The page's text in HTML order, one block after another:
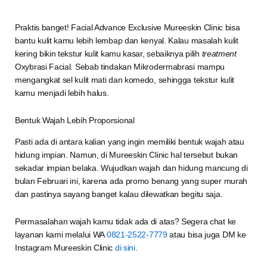
Praktis banget! Facial Advance Exclusive Mureeskin Clinic bisa
bantu kulit kamu lebih lembap dan kenyal. Kalau masalah kulit
kering bikin tekstur kulit kamu kasar, sebaiknya pilih treatment
Oxybrasi Facial. Sebab tindakan Mikrodermabrasi mampu
mengangkat sel kulit mati dan komedo, sehingga tekstur kulit
kamu menjadi lebih halus.
Bentuk Wajah Lebih Proporsional
Pasti ada di antara kalian yang ingin memiliki bentuk wajah atau
hidung impian. Namun, di Mureeskin Clinic hal tersebut bukan
sekadar impian belaka. Wujudkan wajah dan hidung mancung di
bulan Februari ini, karena ada promo benang yang super murah
dan pastinya sayang banget kalau dilewatkan begitu saja.
Permasalahan wajah kamu tidak ada di atas? Segera chat ke
layanan kami melalui WA0821-2522-7779atau bisa juga DM ke
Instagram Mureeskin Clinic di sini.